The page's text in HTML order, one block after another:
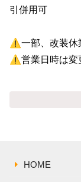
引併用可
⚠️一部、改装休
⚠️営業日時は変
HOME